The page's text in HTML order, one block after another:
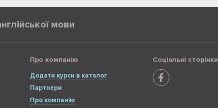
мови
Про компанію
Додати курси в каталог
Партнери
Про компанію
Соціальні сторінки